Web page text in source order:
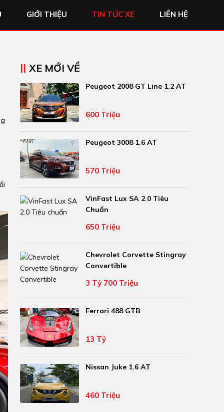
GIỚI THIỆU TIN TỨC XE LIÊN HỆ
XE MỚI VỀ
Peugeot 2008 GT Line 1.2 AT
600 Triệu
Peugeot 3008 1.6 AT
570 Triệu
VinFast Lux SA 2.0 Tiêu
Chuẩn
650 Triệu
Chevrolet Corvette Stingray
Convertible
3 Tỷ 700 Triệu
Ferrari 488 GTB
13 Tỷ
Nissan Juke 1.6 AT
460 Triệu